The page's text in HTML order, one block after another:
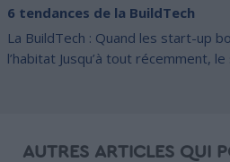
6 tendances de la BuildTech
La BuildTech : Quand les start-up
l’habitat Jusqu’à tout récemment,
AUTRES ARTICLES QUI